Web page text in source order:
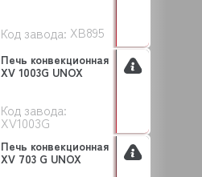
Код завода: XB895
Код завода:
XV1003G
Печь конвекционная
XV 1003G UNOX
Печь конвекционная
XV 703 G UNOX